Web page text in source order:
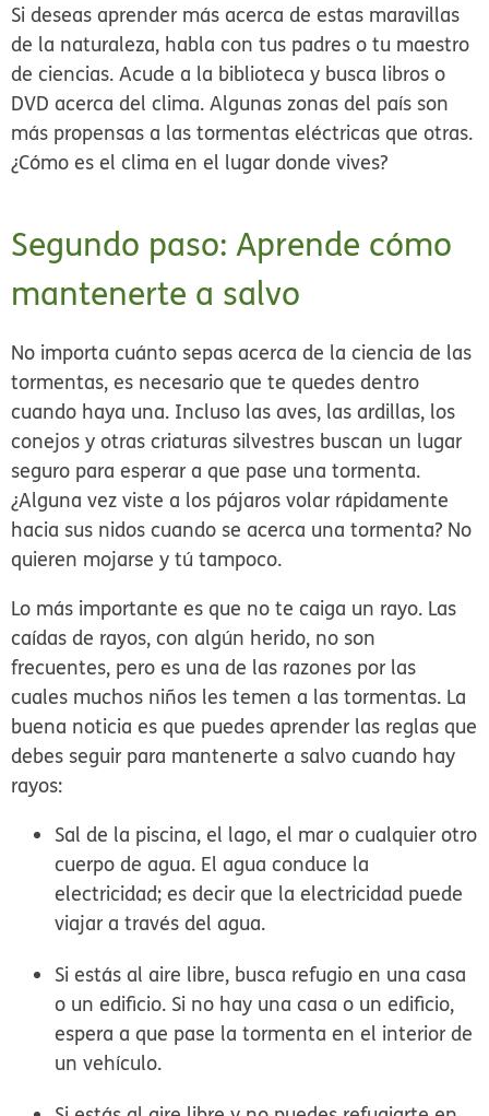
Si deseas aprender más acerca de estas maravillas
de la naturaleza, habla con tus padres o tu maestro
de ciencias. Acude a la biblioteca y busca libros o
DVD acerca del clima. Algunas zonas del país son
más propensas a las tormentas eléctricas que otras.
¿Cómo es el clima en el lugar donde vives?
Segundo paso: Aprende cómo
mantenerte a salvo
No importa cuánto sepas acerca de la ciencia de las
tormentas, es necesario que te quedes dentro
cuando haya una. Incluso las aves, las ardillas, los
conejos y otras criaturas silvestres buscan un lugar
seguro para esperar a que pase una tormenta.
¿Alguna vez viste a los pájaros volar rápidamente
hacia sus nidos cuando se acerca una tormenta? No
quieren mojarse y tú tampoco.
Lo más importante es que no te caiga un rayo. Las
caídas de rayos, con algún herido, no son
frecuentes, pero es una de las razones por las
cuales muchos niños les temen a las tormentas. La
buena noticia es que puedes aprender las reglas que
debes seguir para mantenerte a salvo cuando hay
rayos:
Sal de la piscina, el lago, el mar o cualquier otro
cuerpo de agua. El agua conduce la
electricidad; es decir que la electricidad puede
viajar a través del agua.
Si estás al aire libre, busca refugio en una casa
o un edificio. Si no hay una casa o un edificio,
espera a que pase la tormenta en el interior de
un vehículo.